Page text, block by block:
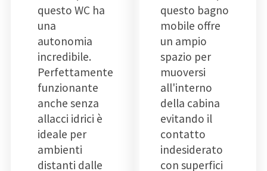
questo WC ha
una
autonomia
incredibile.
Perfettamente
funzionante
anche senza
allacci idrici è
ideale per
ambienti
distanti dalle
questo bagno
mobile offre
un ampio
spazio per
muoversi
all'interno
della cabina
evitando il
contatto
indesiderato
con superfici